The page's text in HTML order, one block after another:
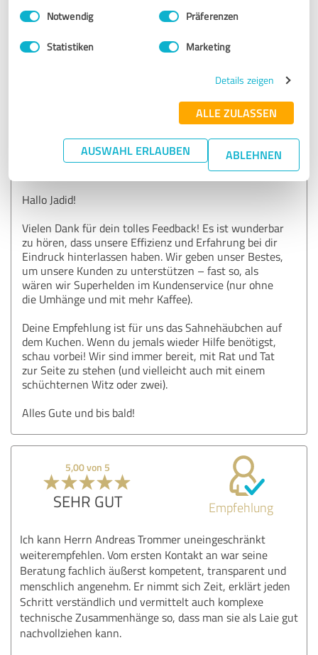
Impressum Datenschutzbestimmungen
Einwilligungsauswahl
Notwendig Präferenzen
Statistiken Marketing
Details zeigen
ALLE ZULASSEN
AUSWAHL ERLAUBEN ABLEHNEN
zur Seite.
Andreas Trommer Kfz-Sachverständiger
09.10.2025 Jadid
Kommentar von Andreas Trommer:
Hallo Jadid!
Vielen Dank für dein tolles Feedback! Es ist wunderbar
zu hören, dass unsere Effizienz und Erfahrung bei dir
Eindruck hinterlassen haben. Wir geben unser Bestes,
um unsere Kunden zu unterstützen – fast so, als
wären wir Superhelden im Kundenservice (nur ohne
die Umhänge und mit mehr Kaffee).
Deine Empfehlung ist für uns das Sahnehäubchen auf
dem Kuchen. Wenn du jemals wieder Hilfe benötigst,
schau vorbei! Wir sind immer bereit, mit Rat und Tat
zur Seite zu stehen (und vielleicht auch mit einem
schüchternen Witz oder zwei).
Alles Gute und bis bald!
5,00 von 5
SEHR GUT Empfehlung
Ich kann Herrn Andreas Trommer uneingeschränkt
weiterempfehlen. Vom ersten Kontakt an war seine
Beratung fachlich äußerst kompetent, transparent und
menschlich angenehm. Er nimmt sich Zeit, erklärt jeden
Schritt verständlich und vermittelt auch komplexe
technische Zusammenhänge so, dass man sie als Laie gut
nachvollziehen kann.